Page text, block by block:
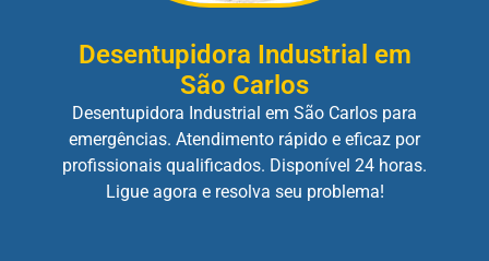
Desentupidora Industrial em
São Carlos
Desentupidora Industrial em São Carlos para
emergências. Atendimento rápido e eficaz por
profissionais qualificados. Disponível 24 horas.
Ligue agora e resolva seu problema!